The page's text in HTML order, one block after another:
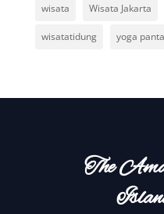
wisata Wisata Jakarta
wisatatidung yoga
The